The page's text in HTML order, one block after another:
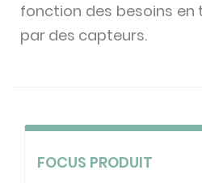
fonction des besoins
par des capteurs.
FOCUS PRODUIT